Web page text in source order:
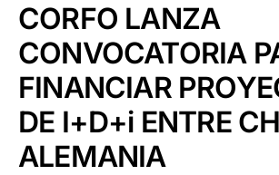
CORFO LANZA
CONVOCATORIA
FINANCIAR
DE I+D+i ENTRE
ALEMANIA